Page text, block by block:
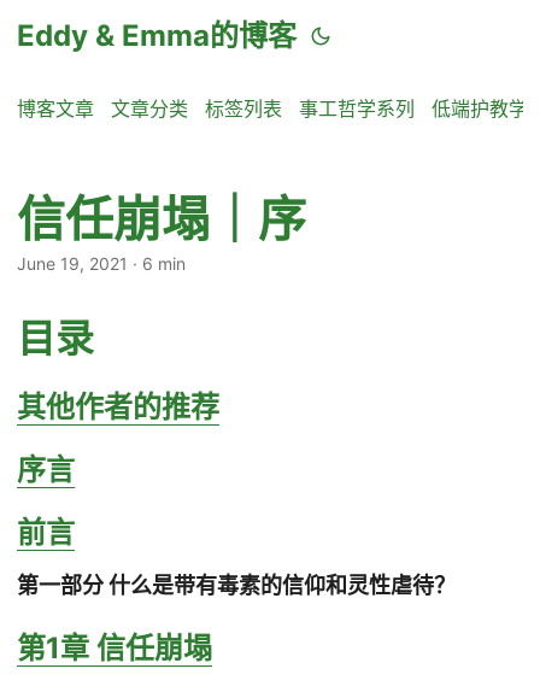
Eddy & Emma的博客
博客文章 文章分类 标签列表 事工哲学系列 低端护教学
信任崩塌｜序
June 19, 2021 · 6 min
目录
其他作者的推荐
序言
前言
第一部分 什么是带有毒素的信仰和灵性虐待？
第1章 信任崩塌